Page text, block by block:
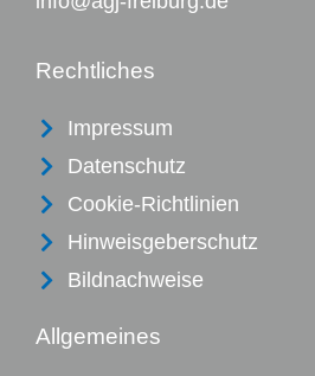
Rechtliches
Impressum
Datenschutz
Cookie-Richtlinien
Hinweisgeberschutz
Bildnachweise
Allgemeines